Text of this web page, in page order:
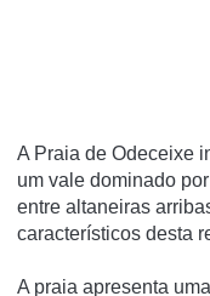
A Praia de Odeceixe
um vale dominado
entre altaneiras
característicos desta
A praia apresenta